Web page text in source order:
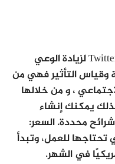
Audiense هي منصة تسويقية لـ Twitter لزيادة الوعي
وقياس التأثير فهي من
، و من خلالها
يمكنك إنشاء
محددة. السعر:
تحتاجها للعمل، وتبدأ